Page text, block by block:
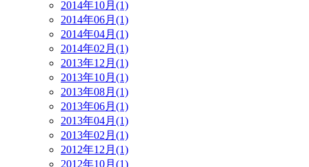
2014年10月(1)
2014年06月(1)
2014年04月(1)
2014年02月(1)
2013年12月(1)
2013年10月(1)
2013年08月(1)
2013年06月(1)
2013年04月(1)
2013年02月(1)
2012年12月(1)
2012年10月(1)